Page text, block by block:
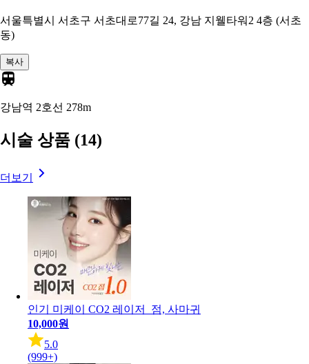
서울특별시 서초구 서초대로77길 24, 강남 지웰타워2 4층 (서초
동)
복사
강남역 2호선 278m
시술 상품 (14)
더보기
인기
미케이 CO2 레이저_점, 사마귀
10,000원
5.0
(999+)